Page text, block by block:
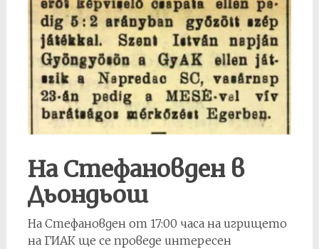
На Стефановден в
Дьондьош
На Стефановден от 17:00 часа на игрището
на ГИАК ще се проведе интересен